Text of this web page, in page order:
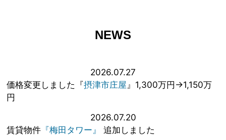
NEWS
2026.07.27
価格変更しました『摂津市庄屋』1,300万円→1,150万
円
2026.07.20
賃貸物件 『梅田タワー』
追加しました